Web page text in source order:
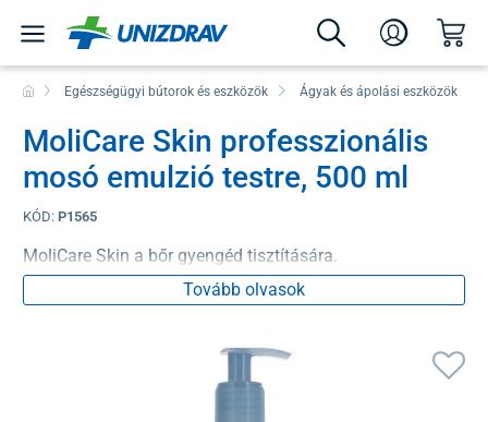
Egészségügyi bútorok és eszközök Ágyak és ápolási eszközök
MoliCare Skin professzionális
mosó emulzió testre, 500 ml
KÓD: P1565
MoliCare Skin a bőr gyengéd tisztítására.
Tovább olvasok